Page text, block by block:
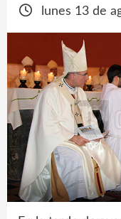
lunes 13 de